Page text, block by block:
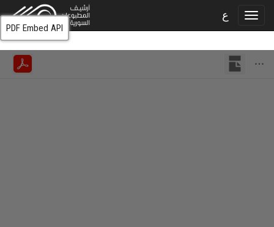
ع
PDF Embed API